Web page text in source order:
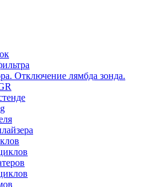
Отключение лямбда зонда.